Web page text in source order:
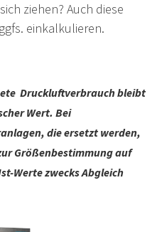
ziehen? Auch diese
einkalkulieren.
Druckluftverbrauch bleibt
Wert. Bei
die ersetzt werden,
Größenbestimmung auf
Werte zwecks Abgleich